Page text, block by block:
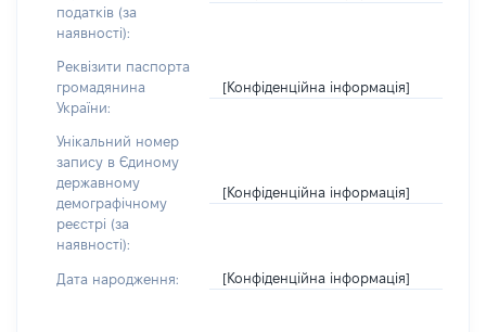
податків (за
наявності):
Реквізити паспорта
громадянина
України:
[Конфіденційна інформація]
Унікальний номер
запису в Єдиному
державному
демографічному
реєстрі (за
наявності):
[Конфіденційна інформація]
Дата народження: [Конфіденційна інформація]